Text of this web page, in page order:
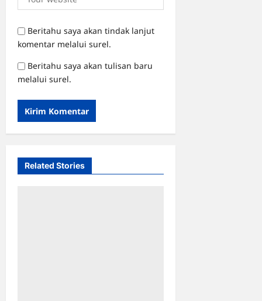
Beritahu saya akan tindak lanjut
komentar melalui surel.
Beritahu saya akan tulisan baru
melalui surel.
Related Stories